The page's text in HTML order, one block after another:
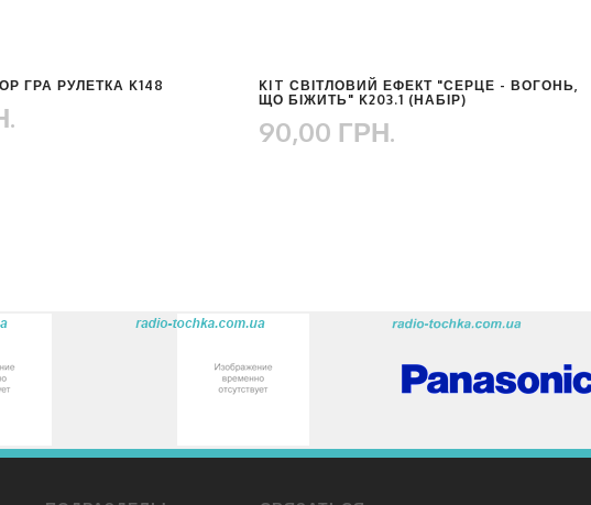
ГРА РУЛЕТКА K148
KIT СВІТЛОВИЙ ЕФЕКТ "СЕРЦЕ - ВОГОНЬ,
ЩО БІЖИТЬ" K203.1 (НАБІР)
90,00 ГРН.